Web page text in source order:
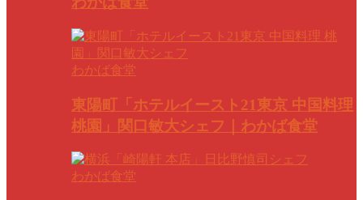
わかば食堂
東陽町「ホテルイースト21東京 中国料理
桃園」関口敏大シェフ｜わかば食堂
わかば食堂